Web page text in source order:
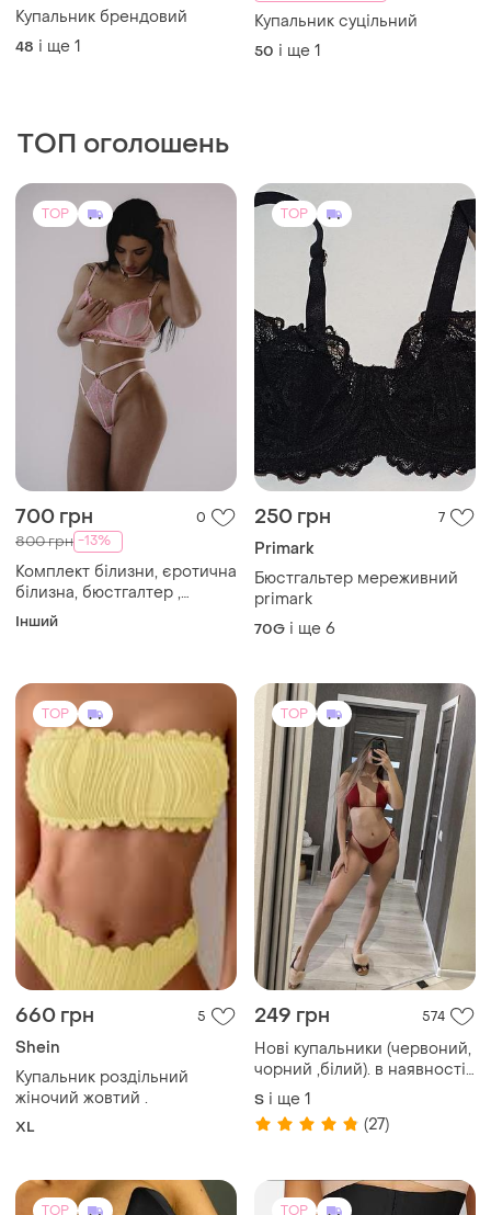
Купальник брендовий
48 і ще 1
Купальник суцільний
50 і ще 1
ТОП оголошень
TOP
700 грн 0
800 грн -13%
Комплект білизни, єротична
білизна, бюстгалтер ,
трусики
Інший
TOP
250 грн 7
Primark
Бюстгальтер мереживний
primark
70G і ще 6
TOP
660 грн 5
Shein
Купальник роздільний
жіночий жовтий .
XL
TOP
249 грн 574
Нові купальники (червоний,
чорний ,білий). в наявності
декілька
S і ще 1
(27)
TOP TOP